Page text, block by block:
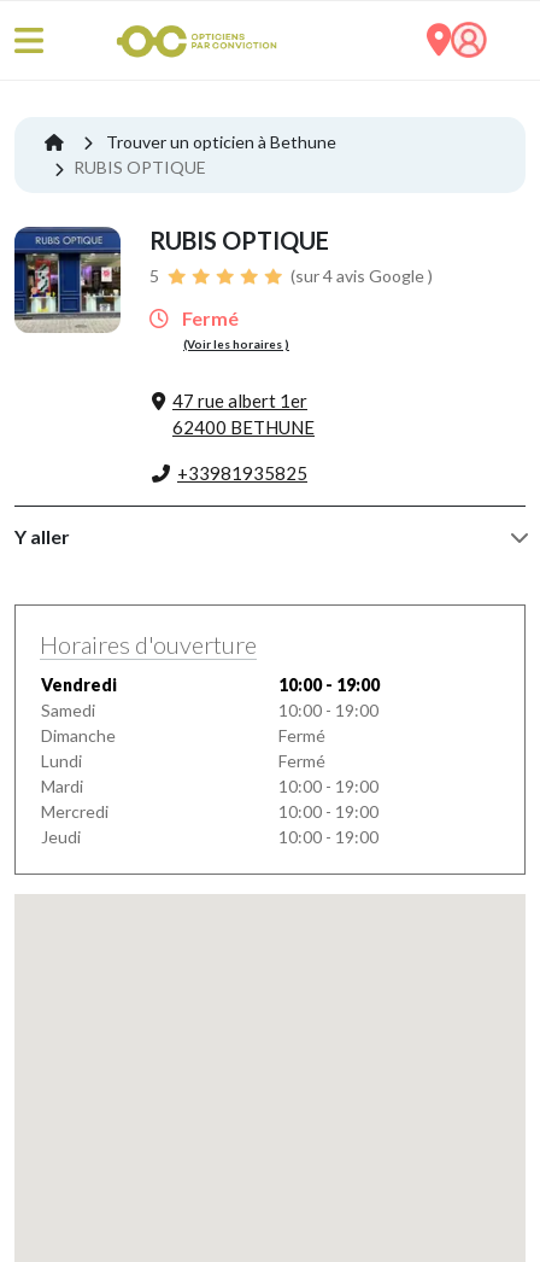
Trouver un opticien à Bethune
RUBIS OPTIQUE
RUBIS OPTIQUE
5 (sur 4 avis Google )
Fermé
(Voir les horaires )
47 rue albert 1er
62400 BETHUNE
+33981935825
Y aller
Horaires d'ouverture
Vendredi
10:00 - 19:00
Samedi
10:00 - 19:00
Dimanche
Fermé
Lundi
Fermé
Mardi
10:00 - 19:00
Mercredi
10:00 - 19:00
Jeudi
10:00 - 19:00